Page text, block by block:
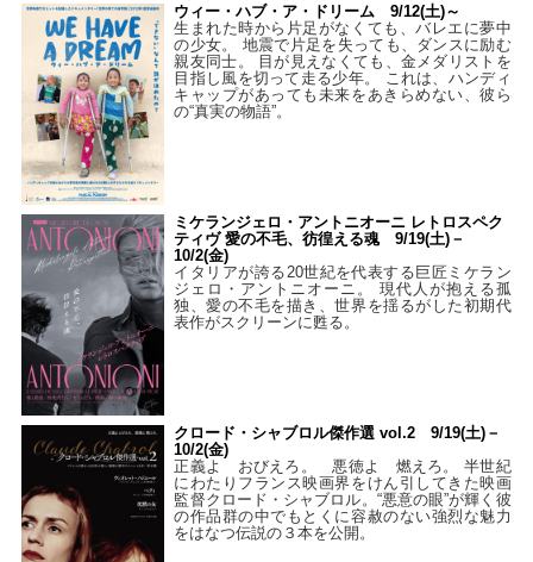
ウィー・ハブ・ア・ドリーム 9/12(土)～
生まれた時から片足がなくても、バレエに夢中
の少女。 地震で片足を失っても、ダンスに励む
親友同士。 目が見えなくても、金メダリストを
目指し風を切って走る少年。 これは、ハンディ
キャップがあっても未来をあきらめない、彼ら
の“真実の物語”。
ミケランジェロ・アントニオーニ レトロスペク
ティヴ 愛の不毛、彷徨える魂 9/19(土)－
10/2(金)
イタリアが誇る20世紀を代表する巨匠ミケラン
ジェロ・アントニオーニ。 現代人が抱える孤
独、愛の不毛を描き、世界を揺るがした初期代
表作がスクリーンに甦る。
クロード・シャブロル傑作選 vol.2 9/19(土)－
10/2(金)
正義よ おびえろ。 悪徳よ 燃えろ。 半世紀
にわたりフランス映画界をけん引してきた映画
監督クロード・シャブロル。“悪意の眼”が輝く彼
の作品群の中でもとくに容赦のない強烈な魅力
をはなつ伝説の３本を公開。